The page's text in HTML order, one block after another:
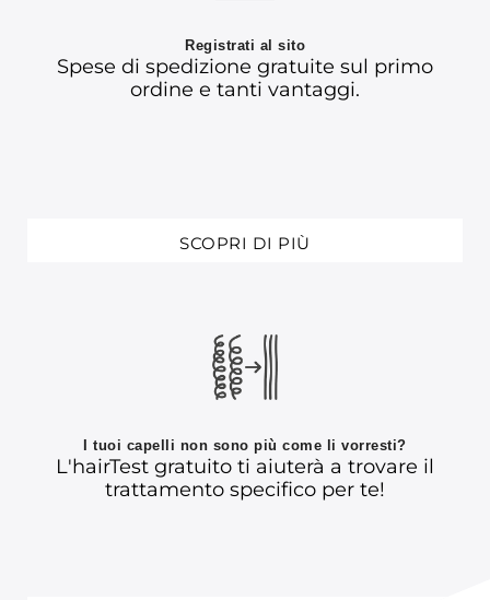
Registrati al sito
Spese di spedizione gratuite sul primo
ordine e tanti vantaggi.
SCOPRI DI PIÙ
I tuoi capelli non sono più come li vorresti?
L'hairTest gratuito ti aiuterà a trovare il
trattamento specifico per te!